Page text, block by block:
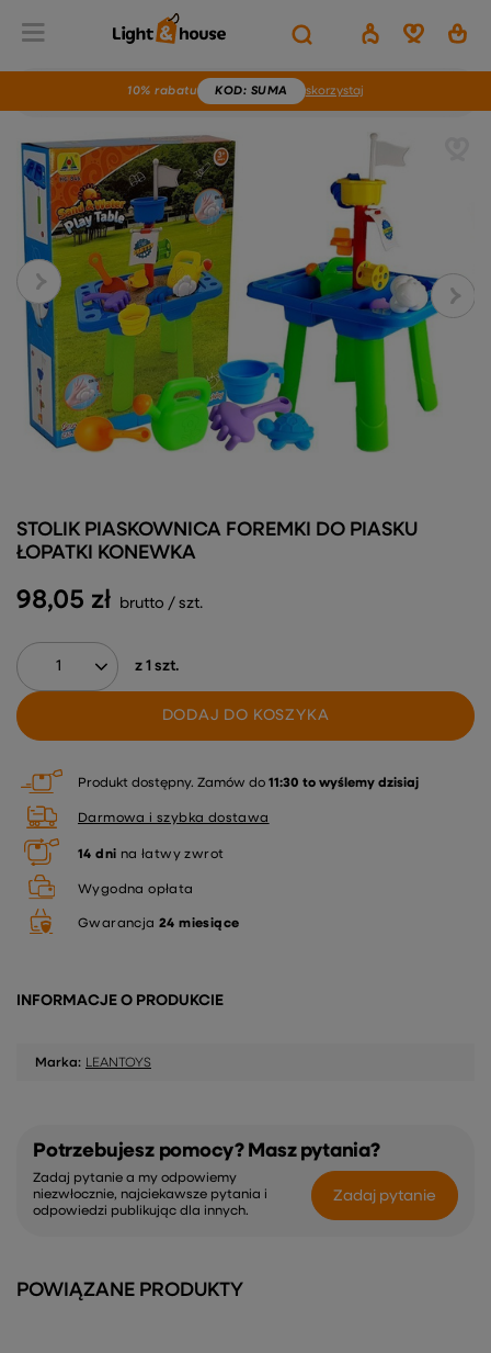
10% rabatu KOD: SUMA skorzystaj
98,05 zł brutto / szt.
z 1 szt.
DODAJ DO KOSZYKA
STOLIK PIASKOWNICA FOREMKI DO PIASKU
ŁOPATKI KONEWKA
Produkt dostępny Zamów do 11:30 to wyślemy dzisiaj
Darmowa i szybka dostawa
14 dni na łatwy zwrot
Wygodna opłata
Gwarancja 24 miesiące
INFORMACJE O PRODUKCIE
Marka: LEANTOYS
Potrzebujesz pomocy? Masz pytania?
Zadaj pytanie a my odpowiemy
niezwłocznie, najciekawsze pytania i
odpowiedzi publikując dla innych.
Zadaj pytanie
POWIĄZANE PRODUKTY